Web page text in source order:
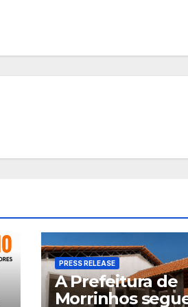
PRESS RELEASE
A Prefeitura de
Morrinhos